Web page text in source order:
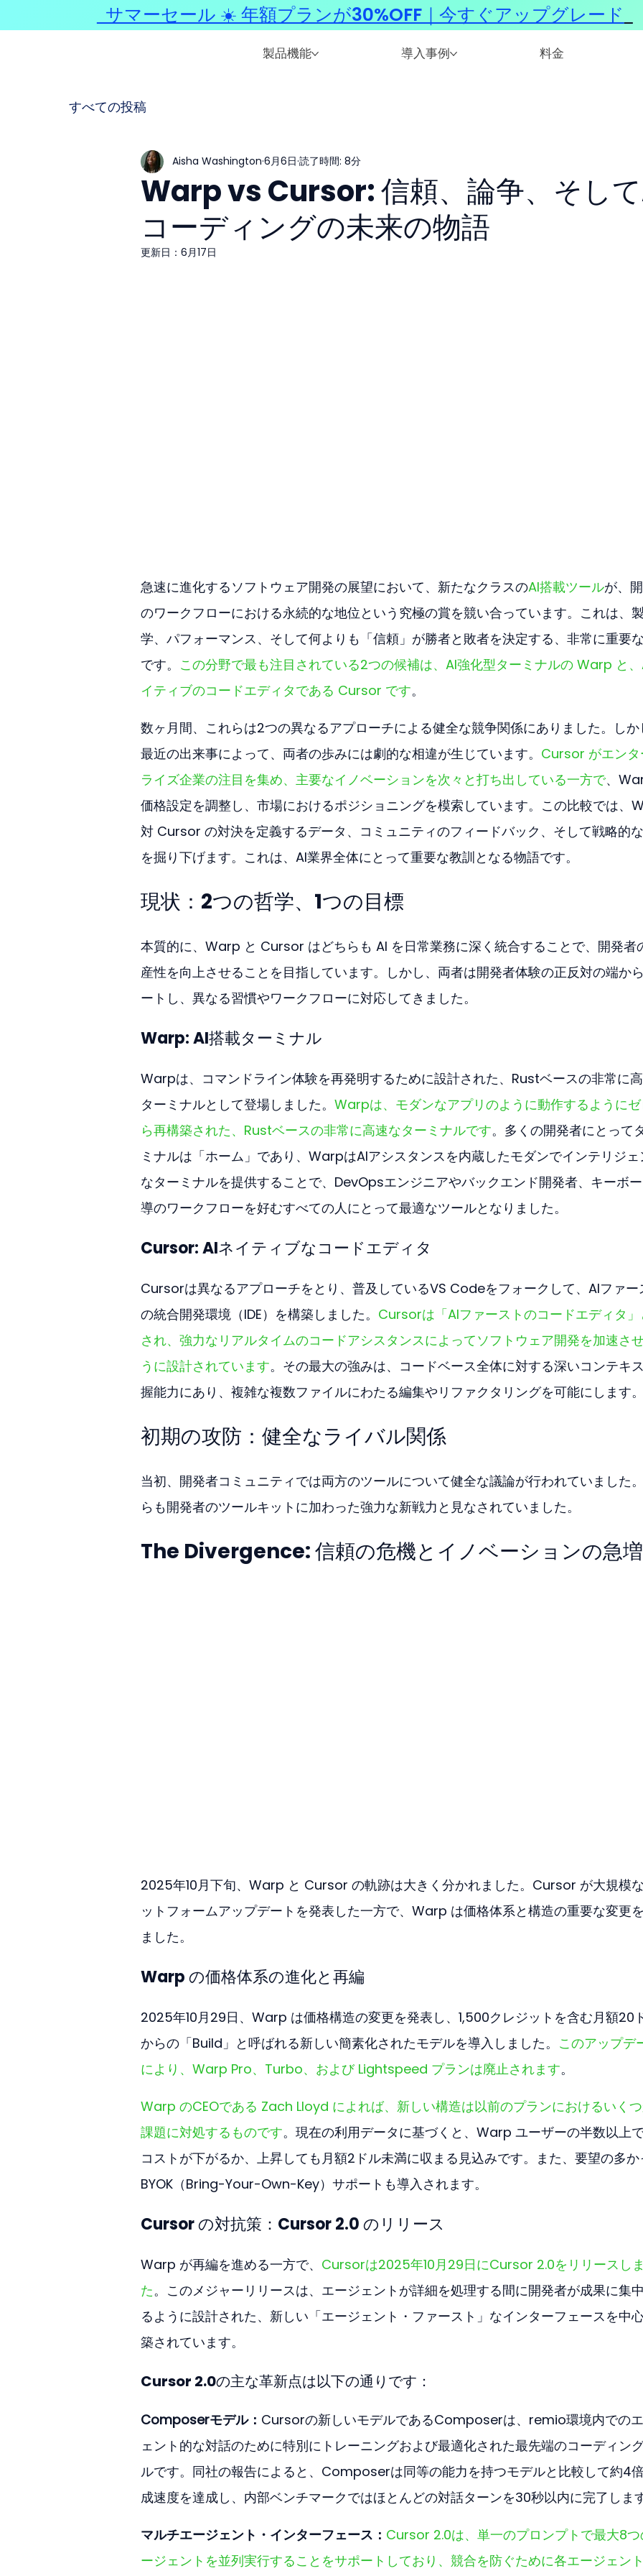
製品機能 導入事例 料金
すべての投稿
Warp vs Cursor: 信頼、論争、そし
コーディングの未来の物語
Aisha Washington 6月6日 読了時間: 8分
更新日： 6月17日
急速に進化するソフトウェア開発の展望において、新たなクラスのAI搭載ツールが、
のワークフローにおける永続的な地位という究極の賞を競い合っています。これは、
学、パフォーマンス、そして何よりも「信頼」が勝者と敗者を決定する、非常に重要
です。 この分野で最も注目されている2つの候補は、AI強化型ターミナルの Warp と、
イティブのコードエディタである Cursor です。
数ヶ月間、これらは2つの異なるアプローチによる健全な競争関係にありました。しか
最近の出来事によって、両者の歩みには劇的な相違が生じています。 Cursor がエンタ
ライズ企業の注目を集め、主要なイノベーションを次々と打ち出している一方で、
価格設定を調整し、市場におけるポジショニングを模索しています。この比較では、
対 Cursor の対決を定義するデータ、コミュニティのフィードバック、そして戦略的
を掘り下げます。これは、AI業界全体にとって重要な教訓となる物語です。
現状：2つの哲学、1つの目標
本質的に、Warp と Cursor はどちらも AI を日常業務に深く統合することで、開発者
産性を向上させることを目指しています。しかし、両者は開発者体験の正反対の端か
ートし、異なる習慣やワークフローに対応してきました。
Warp: AI搭載ターミナル
Warpは、コマンドライン体験を再発明するために設計された、Rustベースの非常に
ターミナルとして登場しました。 Warpは、モダンなアプリのように動作するように
ら再構築された、Rustベースの非常に高速なターミナルです。多くの開発者にとって
ミナルは「ホーム」であり、WarpはAIアシスタンスを内蔵したモダンでインテリジェ
なターミナルを提供することで、DevOpsエンジニアやバックエンド開発者、キーボ
導のワークフローを好むすべての人にとって最適なツールとなりました。
Cursor: AIネイティブなコードエディタ
Cursorは異なるアプローチをとり、普及しているVS Codeをフォークして、AIファー
の統合開発環境（IDE）を構築しました。 Cursorは「AIファーストのコードエディタ
され、強力なリアルタイムのコードアシスタンスによってソフトウェア開発を加速さ
うに設計されています。その最大の強みは、コードベース全体に対する深いコンテキ
握能力にあり、複雑な複数ファイルにわたる編集やリファクタリングを可能にします。
初期の攻防：健全なライバル関係
当初、開発者コミュニティでは両方のツールについて健全な議論が行われていました
らも開発者のツールキットに加わった強力な新戦力と見なされていました。
The Divergence: 信頼の危機とイノベーションの急増
2025年10月下旬、Warp と Cursor の軌跡は大きく分かれました。Cursor が大規模
ットフォームアップデートを発表した一方で、Warp は価格体系と構造の重要な変更
ました。
Warp の価格体系の進化と再編
2025年10月29日、Warp は価格構造の変更を発表し、1,500クレジットを含む月額20
からの「Build」と呼ばれる新しい簡素化されたモデルを導入しました。 このアップデ
により、Warp Pro、Turbo、および Lightspeed プランは廃止されます。
Warp のCEOである Zach Lloyd によれば、新しい構造は以前のプランにおけるいく
課題に対処するものです。現在の利用データに基づくと、Warp ユーザーの半数以上
コストが下がるか、上昇しても月額2ドル未満に収まる見込みです。また、要望の多か
BYOK（Bring-Your-Own-Key）サポートも導入されます。
Cursor の対抗策：Cursor 2.0 のリリース
Warp が再編を進める一方で、 Cursorは2025年10月29日にCursor 2.0をリリースし
た。このメジャーリリースは、エージェントが詳細を処理する間に開発者が成果に集
るように設計された、新しい「エージェント・ファースト」なインターフェースを中
築されています。
Cursor 2.0の主な革新点は以下の通りです：
Composerモデル： Cursorの新しいモデルであるComposerは、remio環境内での
ェント的な対話のために特別にトレーニングおよび最適化された最先端のコーディン
ルです。同社の報告によると、Composerは同等の能力を持つモデルと比較して約4
成速度を達成し、内部ベンチマークではほとんどの対話ターンを30秒以内に完了します
マルチエージェント・インターフェース： Cursor 2.0は、単一のプロンプトで最大8つ
ージェントを並列実行することをサポートしており、競合を防ぐために各エージェン
サマーセール ☀️ 年額プランが30%OFF｜今すぐアップグレード